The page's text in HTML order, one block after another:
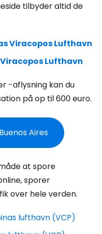
tilbyder altid de
Viracopos Lufthavn
Lufthavn
-aflysning kan du
på op til 600 euro.
Aires
at spore
sporer
over hele verden.
lufthavn (VCP)